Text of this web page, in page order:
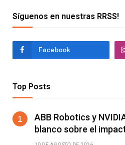
Síguenos en nuestras RRSS!
Facebook
Top Posts
ABB Robotics y
blanco sobre el
la IA física en la